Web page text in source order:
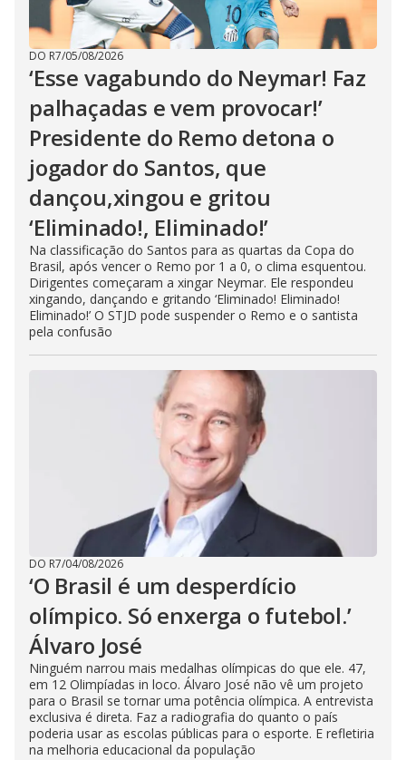
DO R7/05/08/2026
‘Esse vagabundo do Neymar! Faz
palhaçadas e vem provocar!’
Presidente do Remo detona o
jogador do Santos, que
dançou,xingou e gritou
‘Eliminado!, Eliminado!’
Na classificação do Santos para as quartas da Copa do
Brasil, após vencer o Remo por 1 a 0, o clima esquentou.
Dirigentes começaram a xingar Neymar. Ele respondeu
xingando, dançando e gritando ‘Eliminado! Eliminado!
Eliminado!’ O STJD pode suspender o Remo e o santista
pela confusão
DO R7/04/08/2026
‘O Brasil é um desperdício
olímpico. Só enxerga o futebol.’
Álvaro José
Ninguém narrou mais medalhas olímpicas do que ele. 47,
em 12 Olimpíadas in loco. Álvaro José não vê um projeto
para o Brasil se tornar uma potência olímpica. A entrevista
exclusiva é direta. Faz a radiografia do quanto o país
poderia usar as escolas públicas para o esporte. E refletiria
na melhoria educacional da população